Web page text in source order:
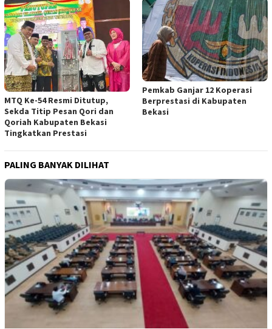
MTQ Ke-54 Resmi Ditutup,
Sekda Titip Pesan Qori dan
Qoriah Kabupaten Bekasi
Tingkatkan Prestasi
Pemkab Ganjar 12 Koperasi
Berprestasi di Kabupaten
Bekasi
PALING BANYAK DILIHAT